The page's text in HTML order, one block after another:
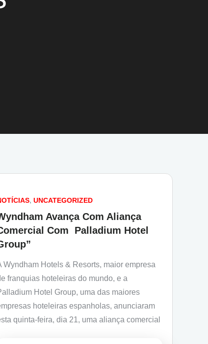
UNCATEGORIZED
Avança Com Aliança
Com Palladium Hotel
Wyndham Hotels & Resorts, maior empresa
franquias hoteleiras do mundo, e a
Hotel Group, uma das maiores
hoteleiras espanholas, anunciaram
quinta-feira, dia 21, uma aliança comercial